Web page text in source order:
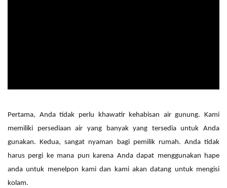
Pertama, Anda tidak perlu khawatir kehabisan airgunung. Kami
memiliki persediaan air yang
banyakyang tersedia untuk Anda
gunakan. Kedua, sangat nyaman bagi pemilik rumah. Anda tidak
harus pergi ke mana pun karena Anda dapat menggunakan hape
anda untuk menelpon kami dan kami akan datang untuk mengisi
kolam.